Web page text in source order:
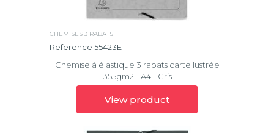
CHEMISES 3 RABATS
Reference 55423E
Chemise à élastique 3 rabats carte lustrée
355gm2 - A4 - Gris
View product